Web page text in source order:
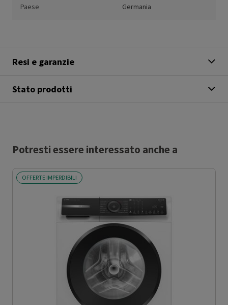
Paese Germania
Resi e garanzie
Stato prodotti
Potresti essere interessato anche a
OFFERTE IMPERDIBILI